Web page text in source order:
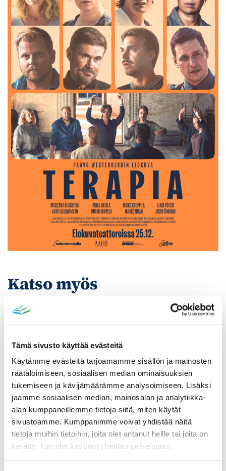
Tämä sivusto käyttää evästeitä
Käytämme evästeitä tarjoamamme sisällön ja mainosten
räätälöimiseen, sosiaalisen median ominaisuuksien
tukemiseen ja kävijämäärämme analysoimiseen. Lisäksi
jaamme sosiaalisen median, mainosalan ja analytiikka-
alan kumppaneillemme tietoja siitä, miten käytät
sivustoamme. Kumppanimme voivat yhdistää näitä
tietoja muihin tietoihin, joita olet antanut heille tai joita on
kerätty, kun olet käyttänyt heidän palvelujaan.
Katso myös
Poistomyynti kirjaston aukioloaikana